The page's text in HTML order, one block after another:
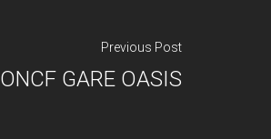
Previous Post
ONCF GARE OASIS